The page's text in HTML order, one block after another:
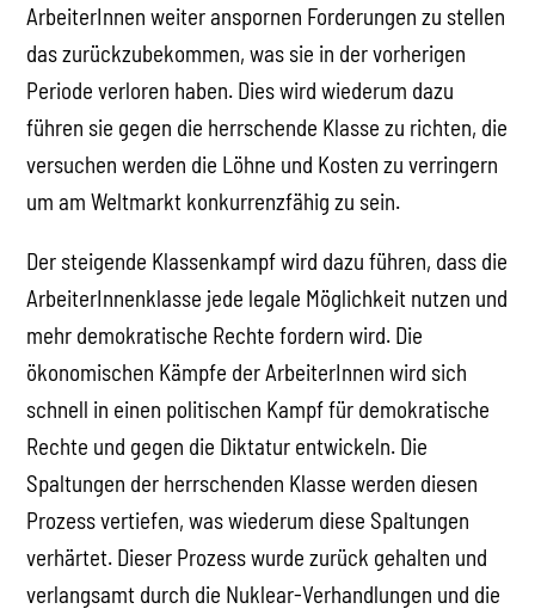
ArbeiterInnen weiter anspornen Forderungen zu stellen
das zurückzubekommen, was sie in der vorherigen
Periode verloren haben. Dies wird wiederum dazu
führen sie gegen die herrschende Klasse zu richten, die
versuchen werden die Löhne und Kosten zu verringern
um am Weltmarkt konkurrenzfähig zu sein.
Der steigende Klassenkampf wird dazu führen, dass die
ArbeiterInnenklasse jede legale Möglichkeit nutzen und
mehr demokratische Rechte fordern wird. Die
ökonomischen Kämpfe der ArbeiterInnen wird sich
schnell in einen politischen Kampf für demokratische
Rechte und gegen die Diktatur entwickeln. Die
Spaltungen der herrschenden Klasse werden diesen
Prozess vertiefen, was wiederum diese Spaltungen
verhärtet. Dieser Prozess wurde zurück gehalten und
verlangsamt durch die Nuklear-Verhandlungen und die